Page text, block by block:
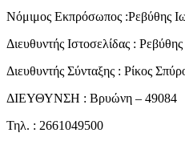
Νόμιμος Εκπρόσωπος :Ρεβύθης
Διευθυντής Ιστοσελίδας :
Διευθυντής Σύνταξης : Ρίκος
ΔΙΕΥΘΥΝΣΗ : Βρυώνη – 49084
Τηλ. : 2661049500